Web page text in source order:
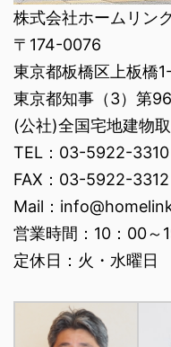
株式会社ホームリンク
〒174-0076
東京都板橋区上板橋
東京都知事（3）第
(公社)全国宅地建物
TEL：03-5922-3310
FAX：03-5922-3312
Mail：
営業時間：10：00～
定休日：火・水曜日